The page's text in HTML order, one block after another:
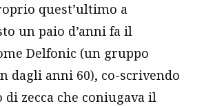
quest’ultimo a
un paio d’anni fa il
Delfonic (un gruppo
dagli anni 60), co-scrivendo
zecca che coniugava il